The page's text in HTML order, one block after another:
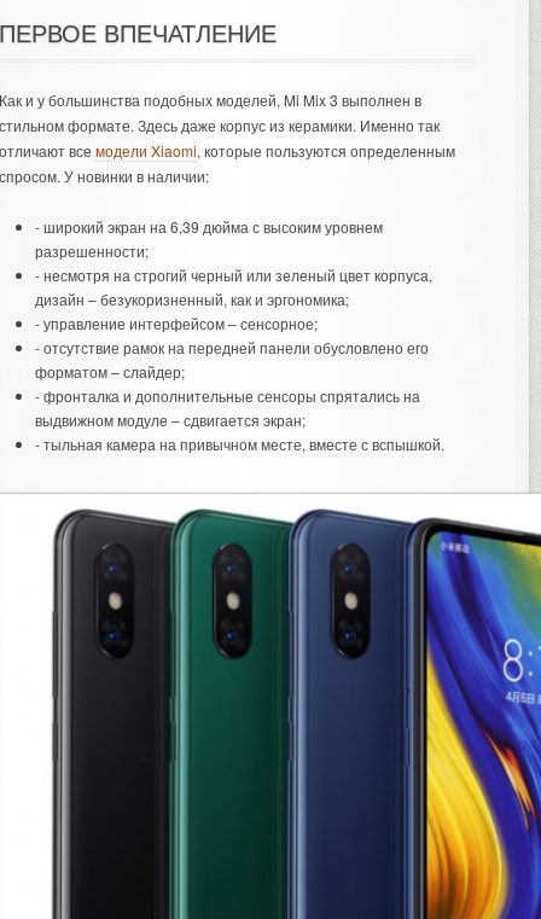
ВПЕЧАТЛЕНИЕ
и у большинства подобных моделей, Mi Mix 3 выполнен в
формате. Здесь даже корпус из керамики. Именно так
все модели Xiaomi, которые пользуются определенным
У новинки в наличии:
- широкий экран на 6,39 дюйма с высоким уровнем
разрешенности;
- несмотря на строгий черный или зеленый цвет корпуса,
дизайн – безукоризненный, как и эргономика;
- управление интерфейсом – сенсорное;
- отсутствие рамок на передней панели обусловлено его
форматом – слайдер;
- фронталка и дополнительные сенсоры спрятались на
выдвижном модуле – сдвигается экран;
- тыльная камера на привычном месте, вместе с вспышкой.